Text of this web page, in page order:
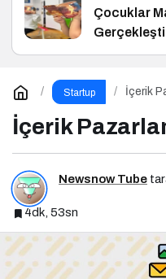
Çocuklar
Startup İçerik
İçerik
Newsnow Tube
4dk, 53sn